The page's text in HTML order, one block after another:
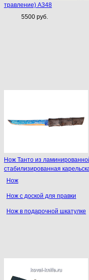
травление) A348
5500 руб.
Нож Танто из
стабилизированная
Нож
Нож с доской для правки
Нож в подарочной шкатулке